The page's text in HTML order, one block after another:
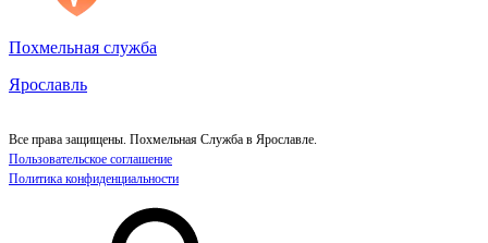
Похмельная служба
Ярославль
Все права защищены. Похмельная Служба в Ярославле.
Пользовательское соглашение
Политика конфиденциальности